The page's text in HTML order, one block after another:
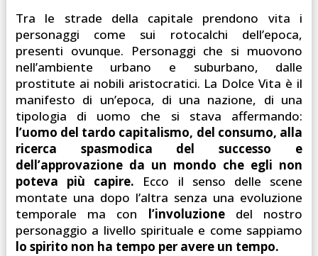
Tra le strade della capitale prendono vita i
personaggi come sui rotocalchi dell’epoca,
presenti ovunque. Personaggi che si muovono
nell’ambiente urbano e suburbano, dalle
prostitute ai nobili aristocratici. La Dolce Vita è il
manifesto di un’epoca, di una nazione, di una
tipologia di uomo che si stava affermando:
l’uomo del tardo capitalismo, del consumo, alla
ricerca spasmodica del successo e
dell’approvazione da un mondo che egli non
poteva più capire. Ecco il senso delle scene
montate una dopo l’altra senza una evoluzione
temporale ma con l’involuzionedel nostro
personaggio a livello spirituale e come sappiamo
lo spirito non ha tempo per avere un tempo.